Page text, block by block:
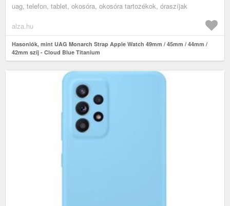
uag, telefon, tablet, okosóra, okosóra tartozékok, óraszíjak
alza.hu
Hasonlók, mint UAG Monarch Strap Apple Watch 49mm / 45mm / 44mm /
42mm szíj - Cloud Blue Titanium